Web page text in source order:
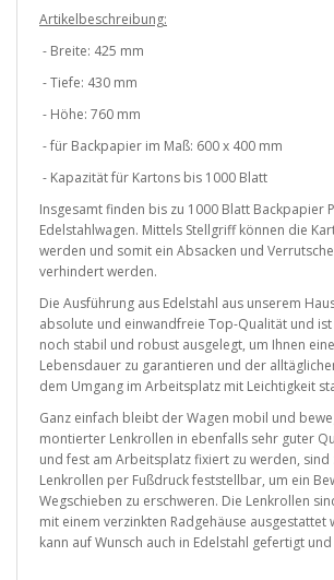
Artikelbeschreibung:
- Breite: 425 mm
- Tiefe: 430 mm
- Höhe: 760 mm
- für Backpapier im Maß: 600 x 400 mm
- Kapazität für Kartons bis 1000 Blatt
Insgesamt finden bis zu 1000 Blatt Backpapier
Edelstahlwagen. Mittels Stellgriff können die
werden und somit ein Absacken und
verhindert werden.
Die Ausführung aus Edelstahl aus unserem
absolute und einwandfreie Top-Qualität und
noch stabil und robust ausgelegt, um Ihnen
Lebensdauer zu garantieren und der
dem Umgang im Arbeitsplatz mit Leichtigkeit
Ganz einfach bleibt der Wagen mobil und
montierter Lenkrollen in ebenfalls sehr guter
und fest am Arbeitsplatz fixiert zu werden, sind
Lenkrollen per Fußdruck feststellbar, um ein
Wegschieben zu erschweren. Die Lenkrollen
mit einem verzinkten Radgehäuse ausgestattet
kann auf Wunsch auch in Edelstahl gefertigt